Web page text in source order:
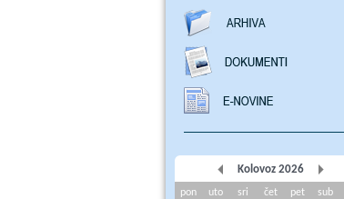
Kolovoz 2026
pon uto sri čet pet sub